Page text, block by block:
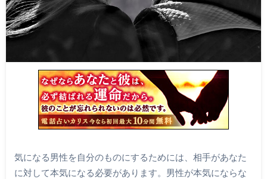
気になる男性を自分のものにするためには、相手があなた
に対して本気になる必要があります。男性が本気にならな